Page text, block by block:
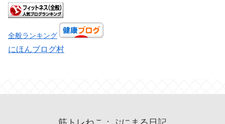
全般ランキング
にほんブログ村